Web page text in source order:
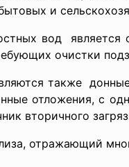
и
вод является
очистки
также
отложения, с
вторичного
отражающий